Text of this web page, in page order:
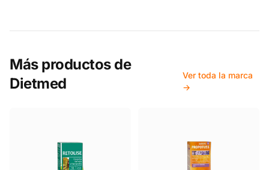
Más productos de
Dietmed
Ver toda la marca
→